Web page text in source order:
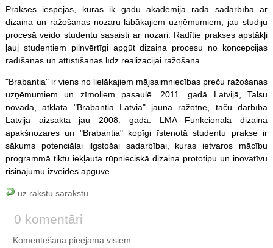
Prakses iespējas, kuras ik gadu akadēmija rada sadarbībā ar
dizaina un ražošanas nozaru labākajiem uzņēmumiem, jau studiju
procesā veido studentu sasaisti ar nozari. Radītie prakses apstākļi
ļauj studentiem pilnvērtīgi apgūt dizaina procesu no koncepcijas
radīšanas un attīstīšanas līdz realizācijai ražošanā.
"Brabantia" ir viens no lielākajiem mājsaimniecības preču ražošanas
uzņēmumiem un zīmoliem pasaulē. 2011. gadā Latvijā, Talsu
novadā, atklāta "Brabantia Latvia" jaunā ražotne, taču darbība
Latvijā aizsākta jau 2008. gadā. LMA Funkcionālā dizaina
apakšnozares un "Brabantia" kopīgi īstenotā studentu prakse ir
sākums potenciālai ilgstošai sadarbībai, kuras ietvaros mācību
programmā tiktu iekļauta rūpnieciskā dizaina prototipu un inovatīvu
risinājumu izveides apguve.
uz rakstu sarakstu
0 komentāri
Komentēšana pieejama visiem.